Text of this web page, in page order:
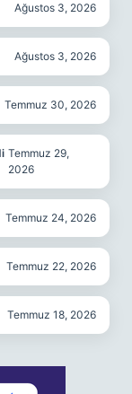
Ağustos 3, 2026
Ağustos 3, 2026
Temmuz 30, 2026
Temmuz 29,
2026
Temmuz 24, 2026
Temmuz 22, 2026
Temmuz 18, 2026